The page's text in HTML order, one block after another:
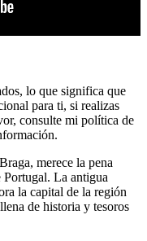
lo que significa que
para ti, si realizas
consulte mi política de
merece la pena
La antigua
la capital de la región
de historia y tesoros